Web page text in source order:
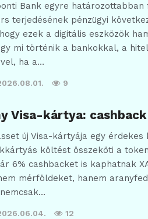
Bank egyre
terjedésének pénzügyi
ezek a digitális eszközök
mi történik a bankokkal, a
ha a…
9
Visa-kártya:
új Visa-kártyája egy
költést összeköti a
6% cashbacket is kaphatnak
mérföldeket, hanem
12